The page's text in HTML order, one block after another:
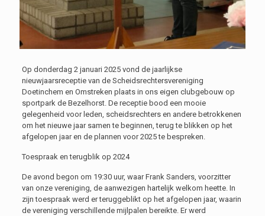
Op donderdag 2 januari 2025 vond de jaarlijkse
nieuwjaarsreceptie van de Scheidsrechtersvereniging
Doetinchem en Omstreken plaats in ons eigen clubgebouw op
sportpark de Bezelhorst. De receptie bood een mooie
gelegenheid voor leden, scheidsrechters en andere betrokkenen
om het nieuwe jaar samen te beginnen, terug te blikken op het
afgelopen jaar en de plannen voor 2025 te bespreken.
Toespraak en terugblik op 2024
De avond begon om 19:30 uur, waar Frank Sanders, voorzitter
van onze vereniging, de aanwezigen hartelijk welkom heette. In
zijn toespraak werd er teruggeblikt op het afgelopen jaar, waarin
de vereniging verschillende mijlpalen bereikte. Er werd